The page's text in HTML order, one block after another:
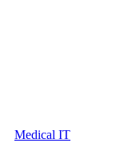
Medical IT